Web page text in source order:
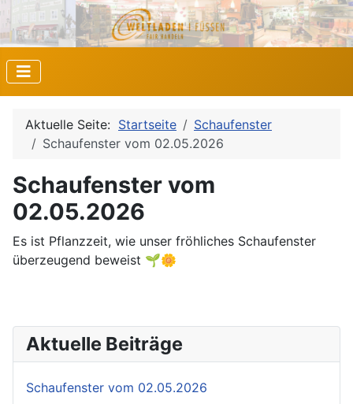
Aktuelle Seite: Startseite
Schaufenster
Schaufenster vom 02.05.2026
Schaufenster vom
02.05.2026
Es ist Pflanzzeit, wie unser fröhliches Schaufenster
überzeugend beweist 🌱🌼
Aktuelle Beiträge
Schaufenster vom 02.05.2026